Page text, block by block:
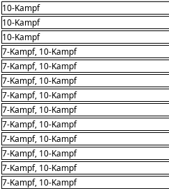
10-Kampf
10-Kampf
10-Kampf
7-Kampf, 10-Kampf
7-Kampf, 10-Kampf
7-Kampf, 10-Kampf
7-Kampf, 10-Kampf
7-Kampf, 10-Kampf
7-Kampf, 10-Kampf
7-Kampf, 10-Kampf
7-Kampf, 10-Kampf
7-Kampf, 10-Kampf
7-Kampf, 10-Kampf